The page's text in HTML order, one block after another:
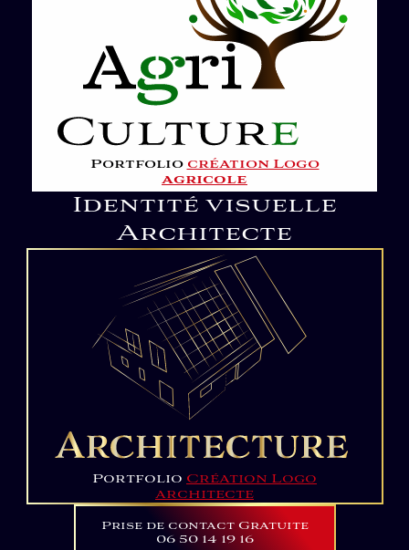
Portfoliocréation Logo
agricole
Identité visuelle
Architecte
Portfolio Création Logo
architecte
Prise de contact Gratuite
06 50 14 19 16